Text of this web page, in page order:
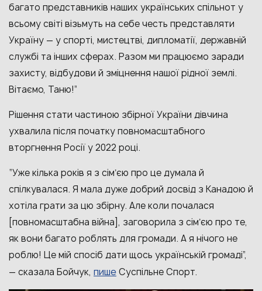
багато представників наших українських спільнот у
всьому світі візьмуть на себе честь представляти
Україну — у спорті, мистецтві, дипломатії, державній
службі та інших сферах. Разом ми працюємо заради
захисту, відбудови й зміцнення нашої рідної землі.
Вітаємо, Таню!”
Рішення стати частиною збірної України дівчина
ухвалила після початку повномасштабного
вторгнення Росії у 2022 році.
“Уже кілька років я з сімʼєю про це думала й
спілкувалася. Я мала дуже добрий досвід з Канадою й
хотіла грати за цю збірну. Але коли почалася
[повномасштабна війна], заговорила з сімʼєю про те,
як вони багато роблять для громади. А я нічого не
роблю! Це мій спосіб дати щось українській громаді”,
— сказала Бойчук, пишеСуспільне Спорт.